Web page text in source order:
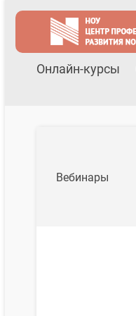
Онлайн-курсы
Вебинары